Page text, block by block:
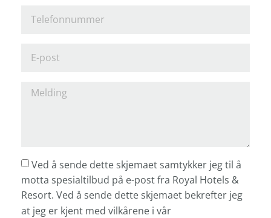
Ved å sende dette skjemaet samtykker jeg til å
motta spesialtilbud på e-post fra Royal Hotels &
Resort. Ved å sende dette skjemaet bekrefter jeg
at jeg er kjent med vilkårene i vår